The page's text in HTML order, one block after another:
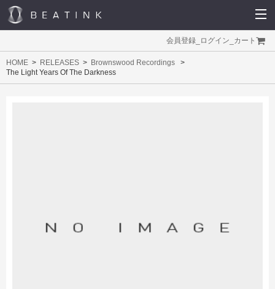
会員登録 ログイン カート
HOME RELEASES
Brownswood Recordings
The Light Years Of The Darkness